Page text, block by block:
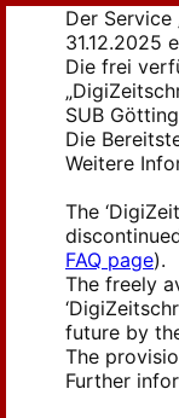
Der Service
31.12.2025
Die frei
SUB
Die
Weitere
The
FAQ page).
The freely
future by
The
Further